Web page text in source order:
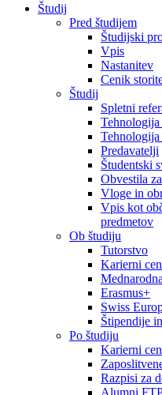
Študij
Pred študijem
Študijski
Vpis
Nastanitev
Cenik
Študij
Spletni
Predavatelji
Študentski
Obvestila
Vloge in
Vpis kot
predmetov
Ob študiju
Tutorstvo
Karierni
Erasmus+
Swiss
Štipendije
Po študiju
Karierni
Razpisi za
Alumni